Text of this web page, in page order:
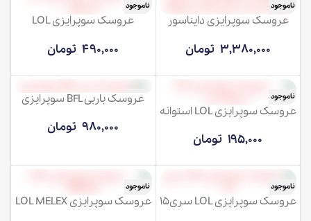
ناموجود
عروسک سوپرایزی دایناسور
3,380,000 تومان
ناموجود
عروسک سوپرایزی LOL
490,000 تومان
ناموجود
عروسک سوپرایزی LOL استوانه
195,000 تومان
ناموجود
عروسک باربی BFL سوپرایزی
980,000 تومان
ناموجود
عروسک سوپرایزی LOL سری15
ناموجود
عروسک سوپرایزی LOL MELEX